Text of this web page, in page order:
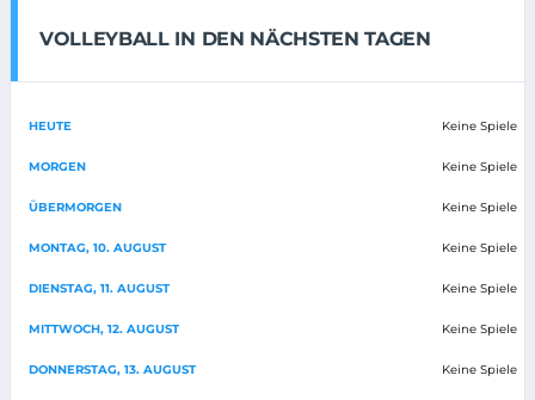
VOLLEYBALL IN DEN NÄCHSTEN TAGEN
HEUTE Keine Spiele
MORGEN Keine Spiele
ÜBERMORGEN Keine Spiele
MONTAG, 10. AUGUST Keine Spiele
DIENSTAG, 11. AUGUST Keine Spiele
MITTWOCH, 12. AUGUST Keine Spiele
DONNERSTAG, 13. AUGUST Keine Spiele